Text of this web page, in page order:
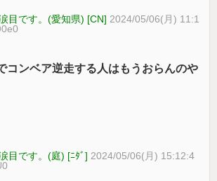
目です。(愛知県) [CN] 2024/05/06(月) 11:1
コンベア逆走する人はもうおらんのや
目です。(庭) [ﾆﾀﾞ] 2024/05/06(月) 15:12:4